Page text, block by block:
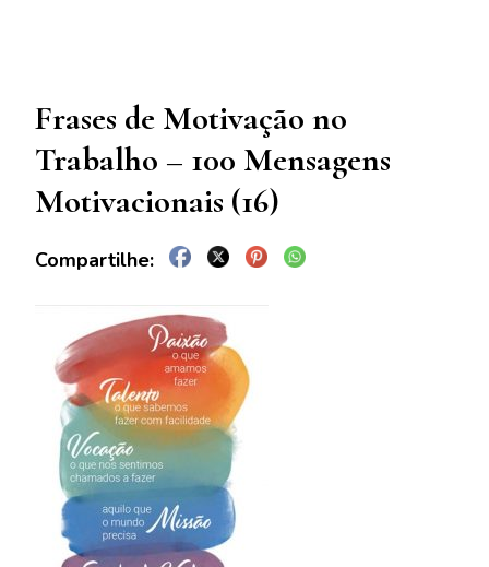
Frases de Motivação no
Trabalho – 100 Mensagens
Motivacionais (16)